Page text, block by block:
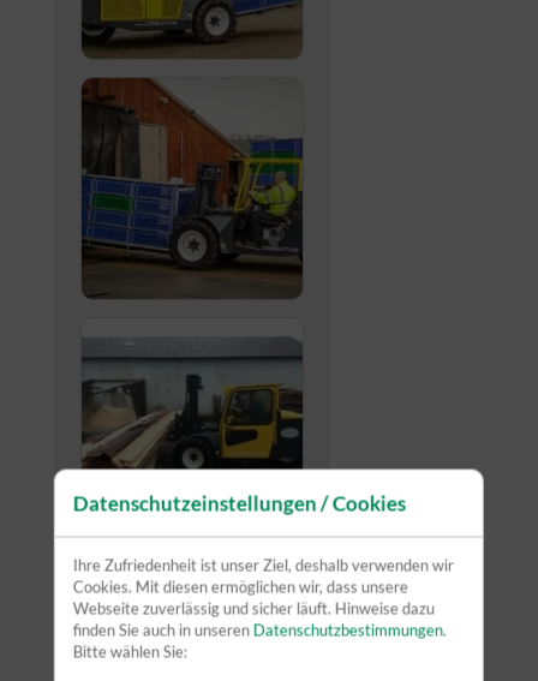
Datenschutzeinstellungen / Cookies
Ihre Zufriedenheit ist unser Ziel, deshalb verwenden wir
Cookies. Mit diesen ermöglichen wir, dass unsere
Webseite zuverlässig und sicher läuft. Hinweise dazu
finden Sie auch in unseren Datenschutzbestimmungen.
Bitte wählen Sie: